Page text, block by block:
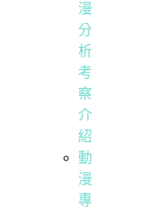
漫
分
析
考
察
介
紹
動
漫
專